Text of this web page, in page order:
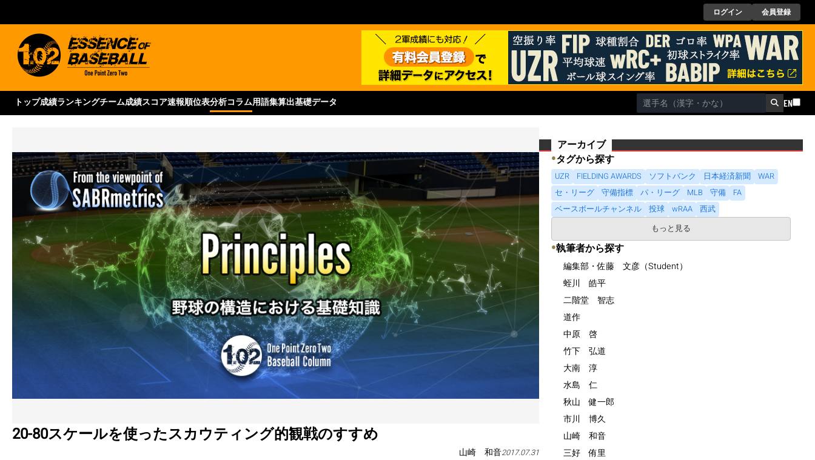
ログイン 会員登録
トップ成績ランキングチーム成績スコア速報順位表分析コラム用語集算出基礎データ EN
20-80スケールを使ったスカウティング的観戦のすすめ
山崎 和音2017.07.31
アーカイブ
●タグから探す
UZR FIELDING AWARDS ソフトバンク 日本経済新聞
WAR
セ・リーグ
守備指標 パ・リーグ MLB 守備
FA
ベースボールチャンネル
投球 wRAA
西武
もっと見る
●執筆者から探す
編集部・佐藤 文彦（Student）
蛭川 皓平
二階堂 智志
道作
中原 啓
竹下 弘道
大南 淳
水島 仁
秋山 健一郎
市川 博久
山崎 和音
三好 侑里